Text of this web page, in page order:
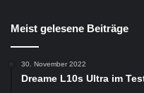
Meist gelesene Beiträge
30. November 2022
Dreame L10s Ultra im